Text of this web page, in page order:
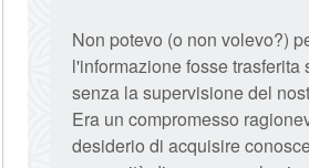
Non potevo (o non volevo?)
l'informazione fosse trasferita
senza la supervisione del
Era un compromesso
desiderio di acquisire